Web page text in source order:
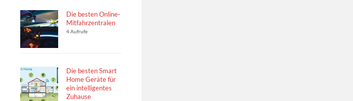
Die besten Online-
Mitfahrzentralen
4 Aufrufe
Die besten Smart
Home Geräte für
ein intelligentes
Zuhause